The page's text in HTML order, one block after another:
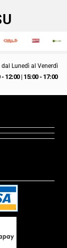
dal Lunedì al Venerdì
- 12:00| 15:00 - 17:00